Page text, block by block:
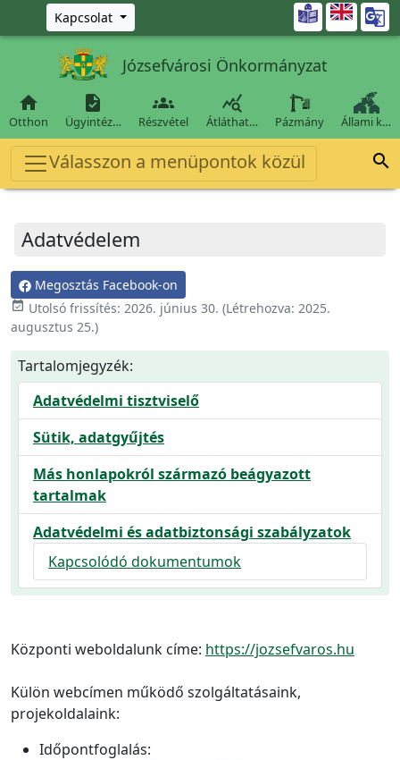
Ugrás a fő tartalomra
Kapcsolat 
Józsefvárosi Önkormányzat

Otthon

Ügyintéz…

Részvétel

Átláthat… Pázmány Állami k…
Válasszon a menüpontok közül 
Adatvédelem
Megosztás Facebook-on
event_available Utolsó frissítés: 2026. június 30. (Létrehozva: 2025.
augusztus 25.)
Tartalomjegyzék:
Adatvédelmi tisztviselő
Sütik, adatgyűjtés
Más honlapokról származó beágyazott
tartalmak
Adatvédelmi és adatbiztonsági szabályzatok
Kapcsolódó dokumentumok
Központi weboldalunk címe: https://jozsefvaros.hu
Külön webcímen működő szolgáltatásaink,
projekoldalaink:
Időpontfoglalás: